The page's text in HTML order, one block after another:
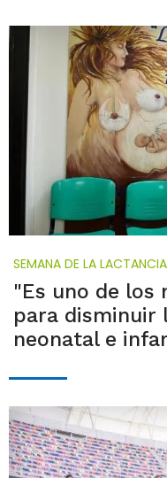
SEMANA DE LA LACTANCIA
"Es uno de los
para disminuir
neonatal e